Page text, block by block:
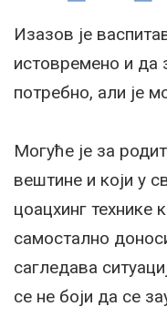
Изазов је
истовремено и да
потребно, али је
Могуће је за
вештине и који у
цоацхинг технике
самостално
сагледава
се не боји да се